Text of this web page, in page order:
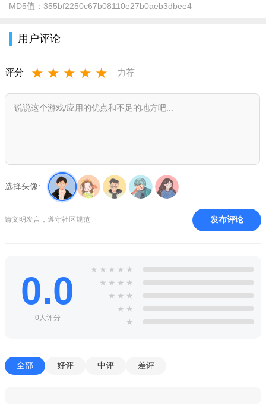
3、通过方向键控制角色移动，通过攻击键进行攻击和组合技
刺激的游戏体验。
1、有多个可选角色，玩家可以根据自己的喜好进行选择。
3、有多种场景可供选择，每个场景都有独特的设定和地形，
需要玩家找到最佳的战斗策略。
4、有多种道具，如血瓶、爆炸物等，可以帮助玩家在游戏中
软件亮点：
MD5值： 355bf2250c67b08110e27b0aeb3dbee4
用户评论
评分 ★ ★ ★ ★ ★ 力荐
选择头像:
请文明发言，遵守社区规范 发布评论
0.0
0人评分
★ ★ ★ ★ ★
★ ★ ★ ★
★ ★ ★
★ ★
★
全部 好评 中评 差评